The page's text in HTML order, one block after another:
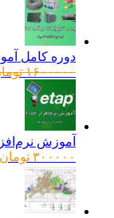
دوره کامل
۱۶۰۰۰۰۰ تومان
آموزش نرم‌افزار Etap به صورت تصویری
۳۰۰۰۰۰ تومان